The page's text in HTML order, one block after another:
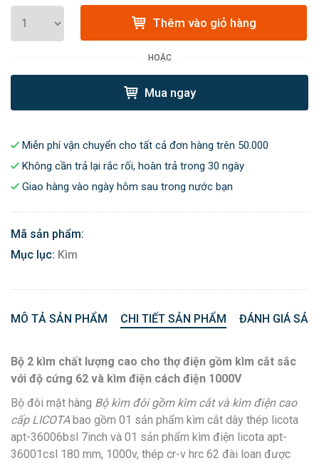
Thêm vào giỏ hàng
HOẶC
Mua ngay
Miễn phí vận chuyển cho tất cả đơn hàng trên 50.000
Không cần trả lại rắc rối, hoàn trả trong 30 ngày
Giao hàng vào ngày hôm sau trong nước bạn
Mã sản phẩm:
Mục lục: Kìm
MÔ TẢ SẢN PHẨM CHI TIẾT SẢN PHẨM ĐÁNH GIÁ
Bộ 2 kìm chất lượng cao cho thợ điện gồm kìm cắt sắc
với độ cứng 62 và kìm điện cách điện 1000V
Bộ đôi mặt hàng Bộ kìm đôi gồm kìm cắt và kìm điện cao
cấp LICOTA bao gồm 01 sản phẩm kìm cắt dây thép licota
apt-36006bsl 7inch và 01 sản phẩm kìm điện licota apt-
36001csl 180 mm, 1000v, thép cr-v hrc 62 đài loan được